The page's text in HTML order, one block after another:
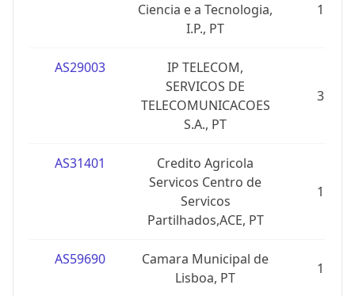
Ciencia e a Tecnologia,
I.P., PT
1
AS29003
IP TELECOM,
SERVICOS DE
TELECOMUNICACOES
S.A., PT
3
AS31401
Credito Agricola
Servicos Centro de
Servicos
Partilhados,ACE, PT
1
AS59690
Camara Municipal de
Lisboa, PT
1